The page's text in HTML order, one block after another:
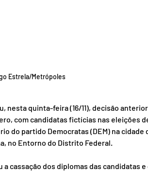
Estrela/Metrópoles
nesta quinta-feira (16/11), decisão
com candidatas fictícias nas eleições
do partido Democratas (DEM) na cidade
no Entorno do Distrito Federal.
cassação dos diplomas das candidatas